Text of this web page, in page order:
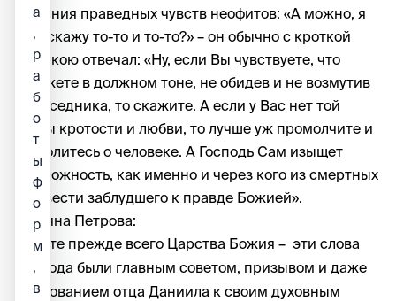
кипения праведных чувств неофитов: «А можно, я
ему скажу то-то и то-то?» – он обычно с кроткой
улыбкою отвечал: «Ну, если Вы чувствуете, что
сможете в должном тоне, не обидев и не возмутив
собеседника, то скажите. А если у Вас нет той
меры кротости и любви, то лучше уж промолчите и
помолитесь о человеке. А Господь Сам изыщет
возможность, как именно и через кого из смертных
привести заблудшего к правде Божией».
Татьяна Петрова:
Ищите прежде всего Царства Божия – эти слова
Господа были главным советом, призывом и даже
требованием отца Даниила к своим духовным
а
,
р
а
б
о
т
ы
ф
о
р
м
,
в